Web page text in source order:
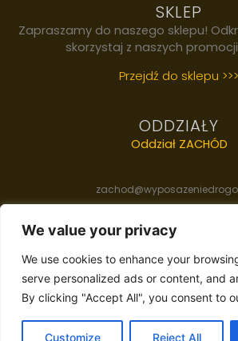
We value your privacy
We use cookies to enhance your
serve personalized ads or content, and
By clicking "Accept All", you consent to
Customize Reject All
SKLEP
Zapraszamy do naszego sklepu!
skorzystaj z naszych
Przejdź do sklepu >>>
ODDZIAŁY
Oddział ZACHÓD
Oddział WSCHÓD